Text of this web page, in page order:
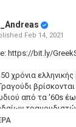
Feb 14, 2021
https://bit.ly/
χρόνια ελληνικής
από τα '60s
εποχή.